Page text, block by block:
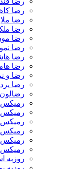
رضا
رضا
رضا
رضا
رضا
رضا
رضا
رضا و
رضا
رضالون
رمیکس
رمیکس
رمیکس
رمیکس
رمیکس
روزبه